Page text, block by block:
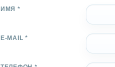
ИМЯ *
E-MAIL *